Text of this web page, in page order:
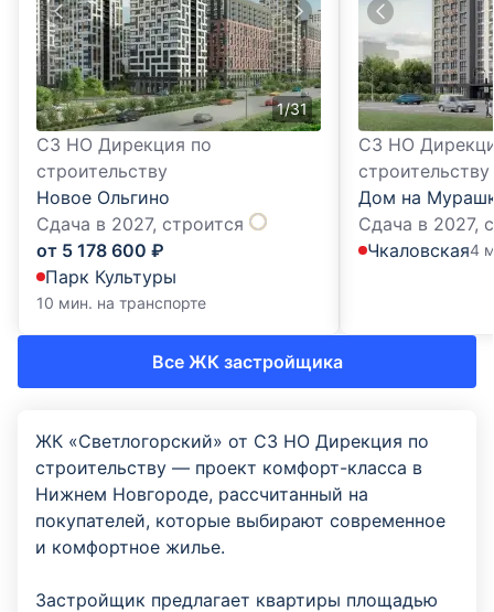
1/31
СЗ НО Дирекция по
строительству
Новое Ольгино
Сдача в 2027, строится
от 5 178 600 ₽
Парк Культуры
10 мин. на транспорте
СЗ НО
строительству
Дом на
Сдача в 2027,
Чкаловская4
Все ЖК застройщика
ЖК «Светлогорский» от СЗ НО Дирекция по
строительству — проект комфорт-класса в
Нижнем Новгороде, рассчитанный на
покупателей, которые выбирают современное
и комфортное жилье.
Застройщик предлагает квартиры площадью